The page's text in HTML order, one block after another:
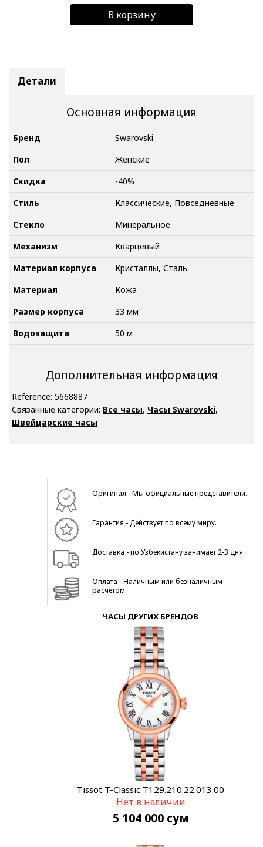
В корзину
Детали
Основная информация
Бренд
Swarovski
Пол
Женские
Скидка
-40%
Стиль
Классические, Повседневные
Стекло
Минеральное
Механизм
Кварцевый
Материал корпуса
Кристаллы, Сталь
Материал
Кожа
Размер корпуса
33 мм
Водозащита
50 м
Дополнительная информация
Reference: 5668887
Связанные категории: Все часы, Часы Swarovski,
Швейцарские часы
Оригинал - Мы официальные представители.
Гарантия - Действует по всему миру.
Доставка - по Узбекистану занимает 2-3 дня
Оплата - Наличным или безналичным
расчетом
ЧАСЫ ДРУГИХ БРЕНДОВ
Tissot T-Classic T129.210.22.013.00
Нет в наличии
5 104 000 сум